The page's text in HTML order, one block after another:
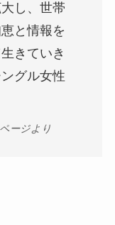
し、世帯
と情報を
きていき
グル女性
ージより